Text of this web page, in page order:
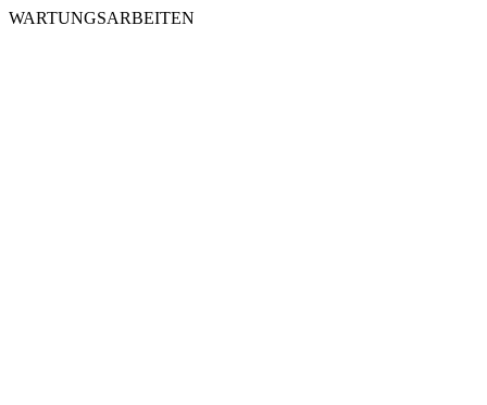
WARTUNGSARBEITEN